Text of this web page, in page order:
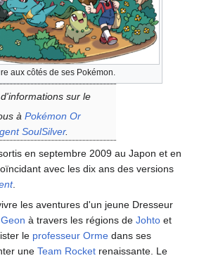
aux côtés de ses Pokémon.
sur le
à Pokémon Or
SoulSilver.
en septembre 2009 au Japon et en
avec les dix ans des versions
.
les aventures d'un jeune Dresseur
à travers les régions de Johto et
le professeur Orme dans ses
une Team Rocket renaissante. Le